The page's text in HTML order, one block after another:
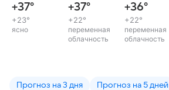
+37°
+23°
ясно
+37°
+22°
переменная
облачность
+36°
+22°
переменная
облачность
Прогноз на 3 дня Прогноз на 5 дней